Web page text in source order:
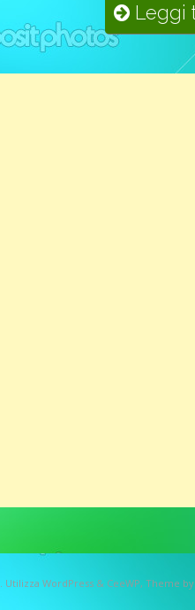
Leggi
. Utilizza WordPress & CeeWP, Theme